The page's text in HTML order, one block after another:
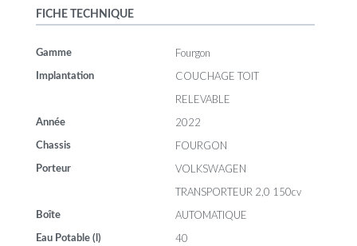
FICHE TECHNIQUE
Gamme Fourgon
Implantation
COUCHAGE TOIT
RELEVABLE
Année 2022
Chassis FOURGON
Porteur
VOLKSWAGEN
TRANSPORTEUR 2,0 150cv
Boîte AUTOMATIQUE
Eau Potable (l) 40